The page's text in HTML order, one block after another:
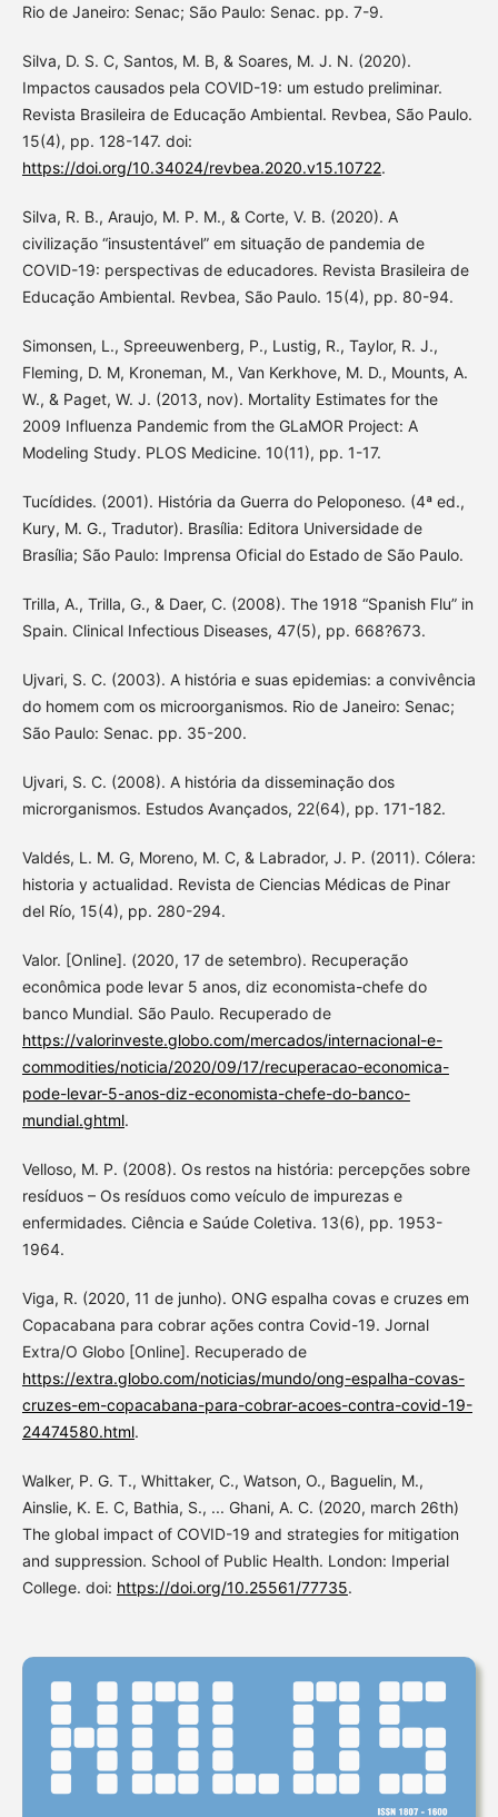
Rio de Janeiro: Senac; São Paulo: Senac. pp. 7-9.
Silva, D. S. C, Santos, M. B, & Soares, M. J. N. (2020).
Impactos causados pela COVID-19: um estudo preliminar.
Revista Brasileira de Educação Ambiental. Revbea, São Paulo.
15(4), pp. 128-147. doi:
https://doi.org/10.34024/revbea.2020.v15.10722.
Silva, R. B., Araujo, M. P. M., & Corte, V. B. (2020). A
civilização “insustentável” em situação de pandemia de
COVID-19: perspectivas de educadores. Revista Brasileira de
Educação Ambiental. Revbea, São Paulo. 15(4), pp. 80-94.
Simonsen, L., Spreeuwenberg, P., Lustig, R., Taylor, R. J.,
Fleming, D. M, Kroneman, M., Van Kerkhove, M. D., Mounts, A.
W., & Paget, W. J. (2013, nov). Mortality Estimates for the
2009 Influenza Pandemic from the GLaMOR Project: A
Modeling Study. PLOS Medicine. 10(11), pp. 1-17.
Tucídides. (2001). História da Guerra do Peloponeso. (4ª ed.,
Kury, M. G., Tradutor). Brasília: Editora Universidade de
Brasília; São Paulo: Imprensa Oficial do Estado de São Paulo.
Trilla, A., Trilla, G., & Daer, C. (2008). The 1918 “Spanish Flu” in
Spain. Clinical Infectious Diseases, 47(5), pp. 668?673.
Ujvari, S. C. (2003). A história e suas epidemias: a convivência
do homem com os microorganismos. Rio de Janeiro: Senac;
São Paulo: Senac. pp. 35-200.
Ujvari, S. C. (2008). A história da disseminação dos
microrganismos. Estudos Avançados, 22(64), pp. 171-182.
Valdés, L. M. G, Moreno, M. C, & Labrador, J. P. (2011). Cólera:
historia y actualidad. Revista de Ciencias Médicas de Pinar
del Río, 15(4), pp. 280-294.
Valor. [Online]. (2020, 17 de setembro). Recuperação
econômica pode levar 5 anos, diz economista-chefe do
banco Mundial. São Paulo. Recuperado de
https://valorinveste.globo.com/mercados/internacional-e-
commodities/noticia/2020/09/17/recuperacao-economica-
pode-levar-5-anos-diz-economista-chefe-do-banco-
mundial.ghtml.
Velloso, M. P. (2008). Os restos na história: percepções sobre
resíduos – Os resíduos como veículo de impurezas e
enfermidades. Ciência e Saúde Coletiva. 13(6), pp. 1953-
1964.
Viga, R. (2020, 11 de junho). ONG espalha covas e cruzes em
Copacabana para cobrar ações contra Covid-19. Jornal
Extra/O Globo [Online]. Recuperado de
https://extra.globo.com/noticias/mundo/ong-espalha-covas-
cruzes-em-copacabana-para-cobrar-acoes-contra-covid-19-
24474580.html.
Walker, P. G. T., Whittaker, C., Watson, O., Baguelin, M.,
Ainslie, K. E. C, Bathia, S., ... Ghani, A. C. (2020, march 26th)
The global impact of COVID-19 and strategies for mitigation
and suppression. School of Public Health. London: Imperial
College. doi: https://doi.org/10.25561/77735.